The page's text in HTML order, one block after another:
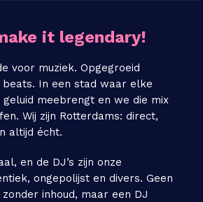
it legendary!
voor muziek. Opgegroeid
In een stad waar elke
geluid meebrengt en we die mix
Wij zijn Rotterdams: direct,
altijd écht.
en de DJ’s zijn onze
ongepolijst en divers. Geen
zonder inhoud, maar een DJ